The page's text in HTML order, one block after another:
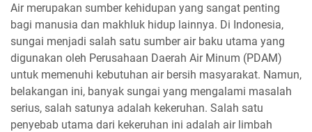
Air merupakan sumber kehidupan yang sangat penting
bagi manusia dan makhluk hidup lainnya. Di Indonesia,
sungai menjadi salah satu sumber air baku utama yang
digunakan oleh Perusahaan Daerah Air Minum (PDAM)
untuk memenuhi kebutuhan air bersih masyarakat. Namun,
belakangan ini, banyak sungai yang mengalami masalah
serius, salah satunya adalah kekeruhan. Salah satu
penyebab utama dari kekeruhan ini adalah air limbah